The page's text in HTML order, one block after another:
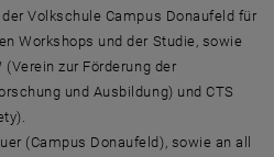
Volkschule Campus Donaufeld für
Workshops und der Studie, sowie
zur Förderung der
und Ausbildung) und CTS
(Campus Donaufeld), sowie an all